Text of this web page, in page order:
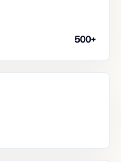
500+